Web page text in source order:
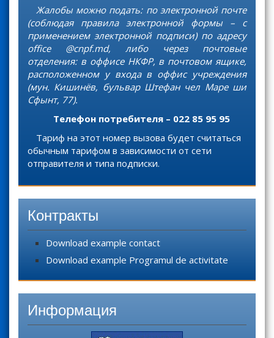
Жалобы можно подать: по электронной почте
(соблюдая правила электронной формы – с
применением электронной подписи) по адресу
office @cnpf.md, либо через почтовые
отделения: в оффисе НКФР, в почтовом ящике,
расположенном у входа в оффис учреждения
(мун. Кишинёв, бульвар Штефан чел Маре ши
Сфынт, 77).
Телефон потребителя – 022 85 95 95
Тариф на этот номер вызова будет считаться
обычным тарифом в зависимости от сети
отправителя и типа подписки.
Контракты
Download example contact
Download example Programul de activitate
Информация